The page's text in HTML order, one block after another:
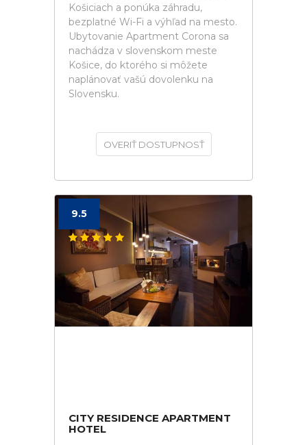
Košiciach a ponúka záhradu,
bezplatné Wi-Fi a výhľad na mesto.
Ubytovanie Apartment Corona sa
nachádza v slovenskom meste
Košice, do ktorého si môžete
naplánovať vašú dovolenku na
Slovensku.
OVERIŤ DOSTUPNOSŤ
9.5
CITY RESIDENCE APARTMENT
HOTEL